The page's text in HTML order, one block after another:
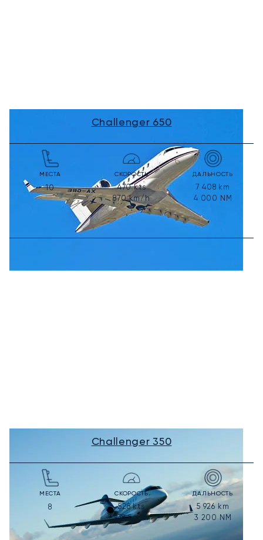
Challenger 650
МЕСТА
10
СКОРОСТЬ
470kts
870km/h
ДАЛЬНОСТЬ
7 408 km
4 000 NM
Challenger 350
МЕСТА
8
СКОРОСТЬ
528kts
978km/h
ДАЛЬНОСТЬ
5 926km
3 200NM